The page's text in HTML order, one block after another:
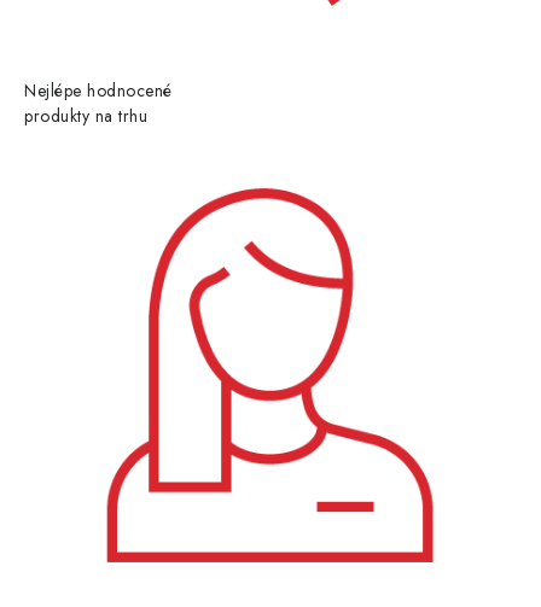
Nejlépe hodnocené
produkty na trhu